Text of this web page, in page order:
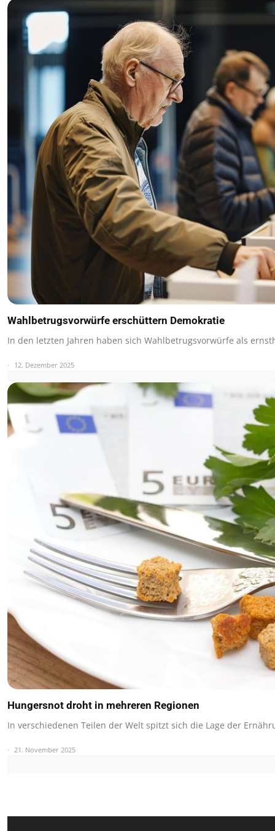
Wahlbetrugsvorwürfe erschüttern Demokratie
In den letzten Jahren haben sich Wahlbetrugsvorwürfe als
12. Dezember 2025
Hungersnot droht in mehreren Regionen
In verschiedenen Teilen der Welt spitzt sich die Lage der
21. November 2025